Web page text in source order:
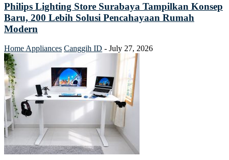
Philips Lighting Store Surabaya Tampilkan Konsep
Baru, 200 Lebih Solusi Pencahayaan Rumah
Modern
Home Appliances Canggih ID - July 27, 2026